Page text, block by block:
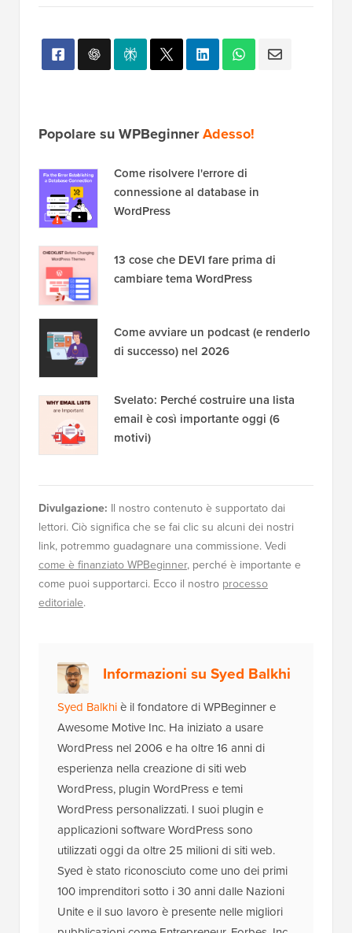
Popolare su WPBeginnerAdesso!
Come risolvere l'errore di
connessione al database in
WordPress
13 cose che DEVI fare prima di
cambiare tema WordPress
Come avviare un podcast (e renderlo
di successo) nel 2026
Svelato: Perché costruire una lista
email è così importante oggi (6
motivi)
Divulgazione: Il nostro contenuto è supportato dai
lettori. Ciò significa che se fai clic su alcuni dei nostri
link, potremmo guadagnare una commissione. Vedi
come è finanziato WPBeginner, perché è importante e
come puoi supportarci. Ecco il nostro processo
editoriale.
Informazioni su Syed Balkhi
Syed Balkhiè il fondatore di WPBeginner e
Awesome Motive Inc. Ha iniziato a usare
WordPress nel 2006 e ha oltre 16 anni di
esperienza nella creazione di siti web
WordPress, plugin WordPress e temi
WordPress personalizzati. I suoi plugin e
applicazioni software WordPress sono
utilizzati oggi da oltre 25 milioni di siti web.
Syed è stato riconosciuto come uno dei primi
100 imprenditori sotto i 30 anni dalle Nazioni
Unite e il suo lavoro è presente nelle migliori